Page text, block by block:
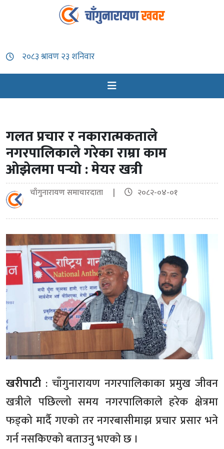
गलत प्रचार र नकारात्मकताले
नगरपालिकाले गरेका राम्रा काम
ओझेलमा पर्‍यो : मेयर खत्री
चाँगुनारायण समाचारदाता | २०८२-०४-०१
खरीपाटी : चाँगुनारायण नगरपालिकाका प्रमुख जीवन
खत्रीले पछिल्लो समय नगरपालिकाले हरेक क्षेत्रमा
फड्को मार्दै गएको तर नगरबासीमाझ प्रचार प्रसार भने
गर्न नसकिएको बताउनु भएको छ ।